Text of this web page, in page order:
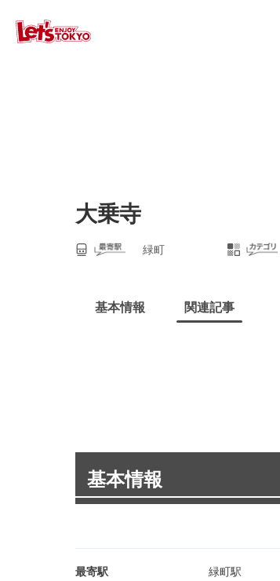
大乗寺
緑町
基本情報 関連記事
基本情報
最寄駅 緑町駅